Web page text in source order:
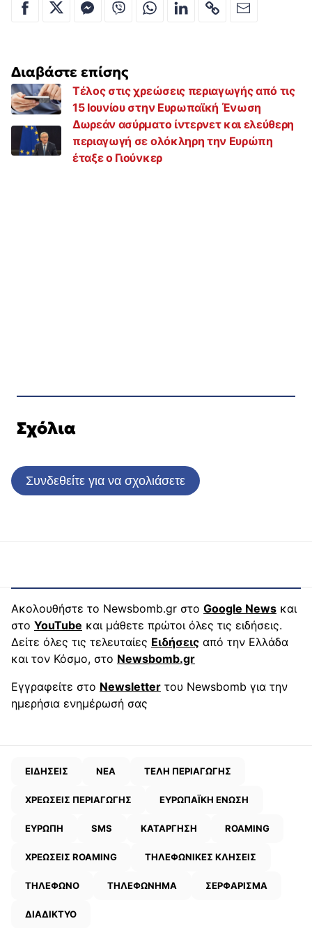
Διαβάστε επίσης
Τέλος στις χρεώσεις περιαγωγής από τις
15 Ιουνίου στην Ευρωπαϊκή Ένωση
Δωρεάν ασύρματο ίντερνετ και ελεύθερη
περιαγωγή σε ολόκληρη την Ευρώπη
έταξε ο Γιούνκερ
Σχόλια
Συνδεθείτε για να σχολιάσετε
Ακολουθήστε το Newsbomb.gr στο Google News και
στο YouTube και μάθετε πρώτοι όλες τις ειδήσεις.
Δείτε όλες τις τελευταίες Ειδήσεις από την Ελλάδα
και τον Κόσμο, στο Newsbomb.gr
Εγγραφείτε στο Newsletter του Newsbomb για την
ημερήσια ενημέρωσή σας
ΕΙΔΗΣΕΙΣ ΝΕΑ ΤΕΛΗ ΠΕΡΙΑΓΩΓΗΣ
ΧΡΕΩΣΕΙΣ ΠΕΡΙΑΓΩΓΗΣ ΕΥΡΩΠΑΪΚΗ ΕΝΩΣΗ
ΕΥΡΩΠΗ SMS ΚΑΤΑΡΓΗΣΗ ROAMING
ΧΡΕΩΣΕΙΣ ROAMING ΤΗΛΕΦΩΝΙΚΕΣ ΚΛΗΣΕΙΣ
ΤΗΛΕΦΩΝΟ ΤΗΛΕΦΩΝΗΜΑ ΣΕΡΦΑΡΙΣΜΑ
ΔΙΑΔΙΚΤΥΟ